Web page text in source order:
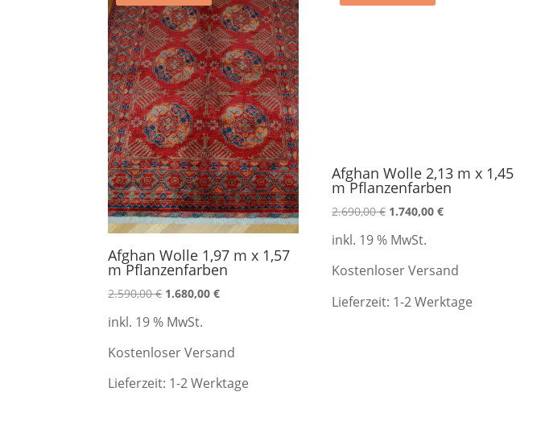
Afghan Wolle 1,97 m x 1,57
m Pflanzenfarben
2.590,00€ Ursprünglicher
war:
2.590,00 €
1.680,00€Aktueller
1.680,00 €.
inkl. 19 % MwSt.
Kostenloser Versand
Lieferzeit: 1-2 Werktage
Afghan Wolle 2,13 m x 1,45
m Pflanzenfarben
2.690,00€ Ursprünglicher
war:
2.690,00 €
1.740,00€Aktueller
1.740,00 €.
inkl. 19 % MwSt.
Kostenloser Versand
Lieferzeit: 1-2 Werktage